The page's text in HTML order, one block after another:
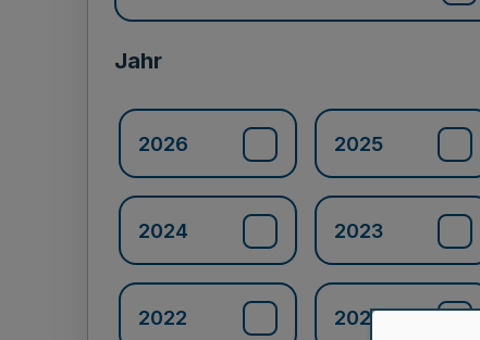
Jahr
2026 2025
2024 2023
2022 2021